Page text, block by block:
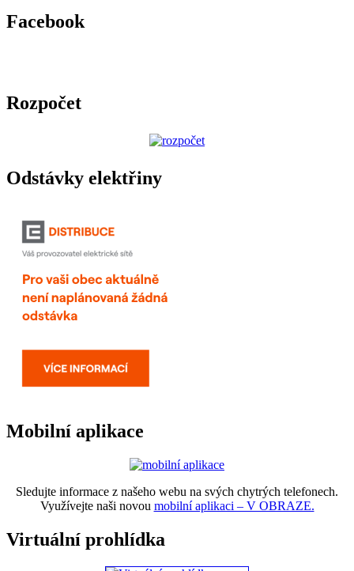
Facebook
Rozpočet
Odstávky elektřiny
Mobilní aplikace
Sledujte informace z našeho webu na svých chytrých telefonech.
Využívejte naši novou mobilní aplikaci – V OBRAZE.
Virtuální prohlídka